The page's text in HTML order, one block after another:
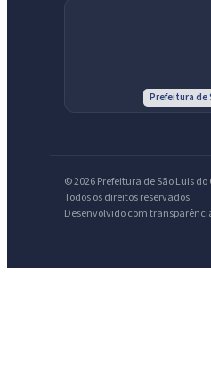
Prefeitura de
© 2026 Prefeitura de São Luis do
Todos os direitos reservados
Desenvolvido com
Olá. Pergunte sobre serviços,
licitações, estrutura ou